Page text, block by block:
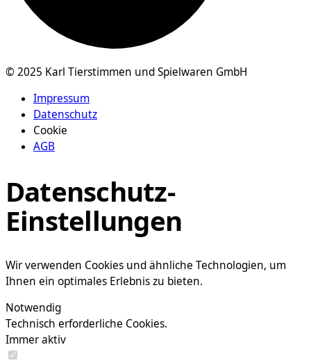
© 2025 Karl Tierstimmen und Spielwaren GmbH
Impressum
Datenschutz
Cookie
AGB
Datenschutz-
Einstellungen
Wir verwenden Cookies und ähnliche Technologien, um
Ihnen ein optimales Erlebnis zu bieten.
Notwendig
Technisch erforderliche Cookies.
Immer aktiv